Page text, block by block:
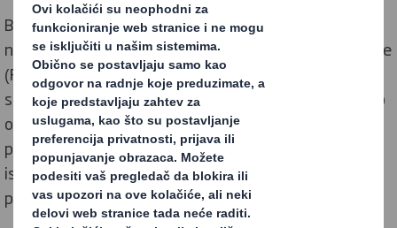
Beograd je nedavno bio domaćin jednog od
najznačajnijih događaja u sektoru robe široke potrošnje
(FMCG), a DS Smith s ponosom može istaći da je bio
sponzor na 11-FMCG samitu u Beogradu. Ovo prestižno
okupljanje lidera industrije pružilo je savršenu
platformu za važne diskusije o budućnosti FMCG-a i
istraživanje načina kako inovacije i održivost mogu
pokrenuti rast u ovom dinamičnom sektoru.